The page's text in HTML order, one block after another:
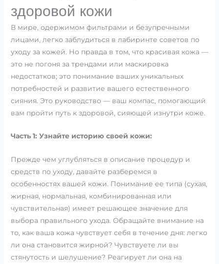
здоровой кожи
В мире, одержимом фильтрами и безупречными
лицами, легко заблудиться в лабиринте советов по
уходу за кожей. Но правда в том, что красивая кожа —
это не погоня за трендами или маскировка
недостатков; это понимание ваших уникальных
потребностей и развитие вашего естественного
сияния. Это руководство — ваш компас, помогающий
вам пройти путь к здоровой, сияющей изнутри коже.
Часть 1: Узнайте историю своей кожи:
Прежде чем углубляться в описание процедур и
средств по уходу, давайте разберемся в
особенностях вашей кожи. Понимание ее типа (сухая,
жирная, нормальная, комбинированная или
чувствительная) имеет решающее значение для
выбора правильного ухода. Обращайте внимание на
то, как ваша кожа чувствует себя в течение дня: легко
ли она становится жирной? Чувствуете ли вы
стянутость и шелушение? Реагирует ли она на